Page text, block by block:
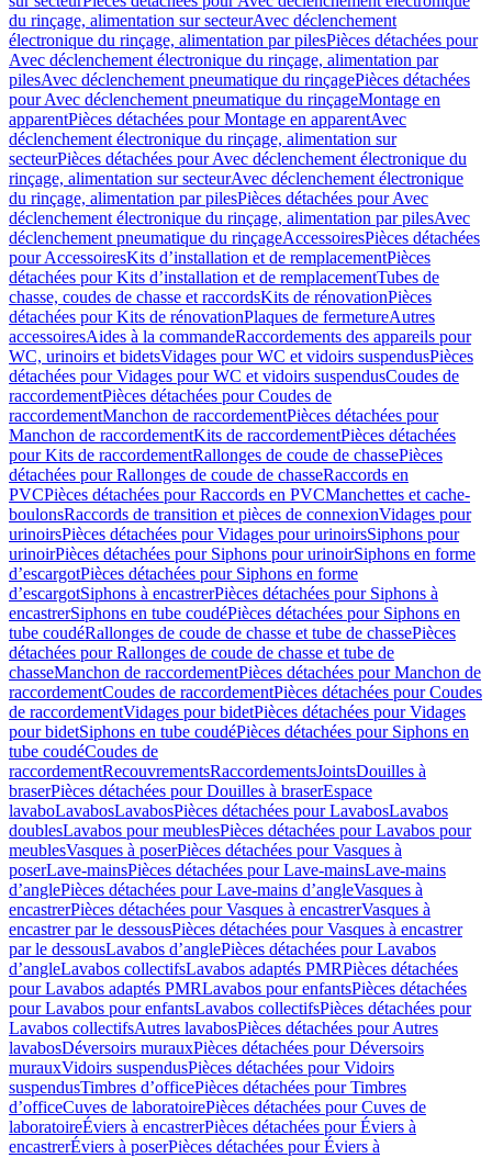
du rinçage, alimentation sur secteurAvec déclenchement
électronique du rinçage, alimentation par pilesPièces détachées pour
Avec déclenchement électronique du rinçage, alimentation par
pilesAvec déclenchement pneumatique du rinçagePièces détachées
pour Avec déclenchement pneumatique du rinçageMontage en
apparentPièces détachées pour Montage en apparentAvec
déclenchement électronique du rinçage, alimentation sur
secteurPièces détachées pour Avec déclenchement électronique du
rinçage, alimentation sur secteurAvec déclenchement électronique
du rinçage, alimentation par pilesPièces détachées pour Avec
déclenchement électronique du rinçage, alimentation par pilesAvec
déclenchement pneumatique du rinçageAccessoiresPièces détachées
pour AccessoiresKits d’installation et de remplacementPièces
détachées pour Kits d’installation et de remplacementTubes de
chasse, coudes de chasse et raccordsKits de rénovationPièces
détachées pour Kits de rénovationPlaques de fermetureAutres
accessoiresAides à la commandeRaccordements des appareils pour
WC, urinoirs et bidetsVidages pour WC et vidoirs suspendusPièces
détachées pour Vidages pour WC et vidoirs suspendusCoudes de
raccordementPièces détachées pour Coudes de
raccordementManchon de raccordementPièces détachées pour
Manchon de raccordementKits de raccordementPièces détachées
pour Kits de raccordementRallonges de coude de chassePièces
détachées pour Rallonges de coude de chasseRaccords en
PVCPièces détachées pour Raccords en PVCManchettes et cache-
boulonsRaccords de transition et pièces de connexionVidages pour
urinoirsPièces détachées pour Vidages pour urinoirsSiphons pour
urinoirPièces détachées pour Siphons pour urinoirSiphons en forme
d’escargotPièces détachées pour Siphons en forme
d’escargotSiphons à encastrerPièces détachées pour Siphons à
encastrerSiphons en tube coudéPièces détachées pour Siphons en
tube coudéRallonges de coude de chasse et tube de chassePièces
détachées pour Rallonges de coude de chasse et tube de
chasseManchon de raccordementPièces détachées pour Manchon de
raccordementCoudes de raccordementPièces détachées pour Coudes
de raccordementVidages pour bidetPièces détachées pour Vidages
pour bidetSiphons en tube coudéPièces détachées pour Siphons en
tube coudéCoudes de
raccordementRecouvrementsRaccordementsJointsDouilles à
braserPièces détachées pour Douilles à braserEspace
lavaboLavabosLavabosPièces détachées pour LavabosLavabos
doublesLavabos pour meublesPièces détachées pour Lavabos pour
meublesVasques à poserPièces détachées pour Vasques à
poserLave-mainsPièces détachées pour Lave-mainsLave-mains
d’anglePièces détachées pour Lave-mains d’angleVasques à
encastrerPièces détachées pour Vasques à encastrerVasques à
encastrer par le dessousPièces détachées pour Vasques à encastrer
par le dessousLavabos d’anglePièces détachées pour Lavabos
d’angleLavabos collectifsLavabos adaptés PMRPièces détachées
pour Lavabos adaptés PMRLavabos pour enfantsPièces détachées
pour Lavabos pour enfantsLavabos collectifsPièces détachées pour
Lavabos collectifsAutres lavabosPièces détachées pour Autres
lavabosDéversoirs murauxPièces détachées pour Déversoirs
murauxVidoirs suspendusPièces détachées pour Vidoirs
suspendusTimbres dʼofficePièces détachées pour Timbres
dʼofficeCuves de laboratoirePièces détachées pour Cuves de
laboratoireÉviers à encastrerPièces détachées pour Éviers à
encastrerÉviers à poserPièces détachées pour Éviers à